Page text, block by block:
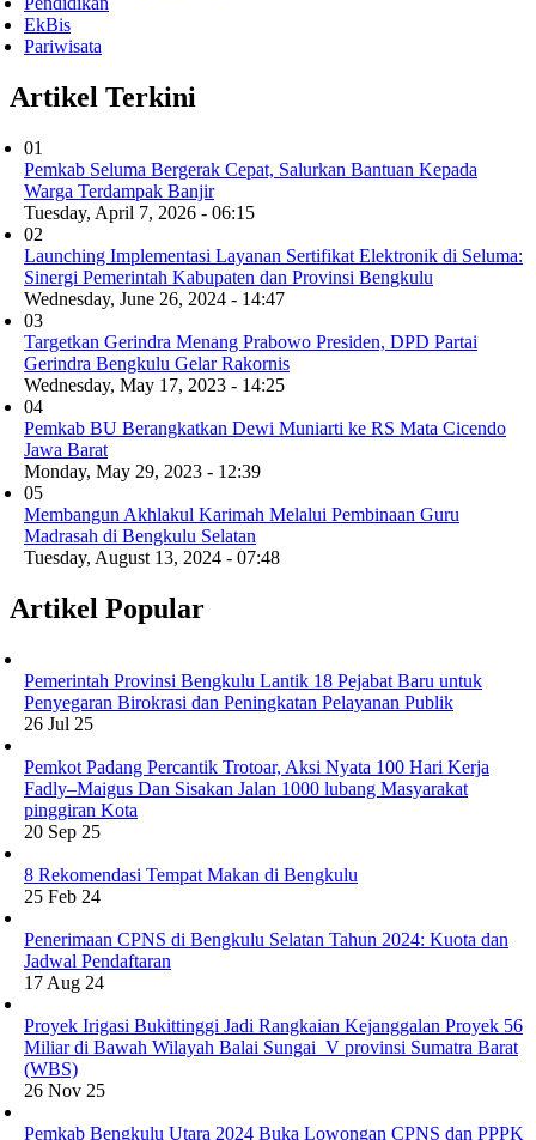
EkBis
Pariwisata
Artikel Terkini
01
Pemkab Seluma Bergerak Cepat, Salurkan Bantuan Kepada
Warga Terdampak Banjir
Tuesday, April 7, 2026 - 06:15
02
Launching Implementasi Layanan Sertifikat Elektronik di Seluma:
Sinergi Pemerintah Kabupaten dan Provinsi Bengkulu
Wednesday, June 26, 2024 - 14:47
03
Targetkan Gerindra Menang Prabowo Presiden, DPD Partai
Gerindra Bengkulu Gelar Rakornis
Wednesday, May 17, 2023 - 14:25
04
Pemkab BU Berangkatkan Dewi Muniarti ke RS Mata Cicendo
Jawa Barat
Monday, May 29, 2023 - 12:39
05
Membangun Akhlakul Karimah Melalui Pembinaan Guru
Madrasah di Bengkulu Selatan
Tuesday, August 13, 2024 - 07:48
Artikel Popular
Pemerintah Provinsi Bengkulu Lantik 18 Pejabat Baru untuk
Penyegaran Birokrasi dan Peningkatan Pelayanan Publik
26 Jul 25
Pemkot Padang Percantik Trotoar, Aksi Nyata 100 Hari Kerja
Fadly–Maigus Dan Sisakan Jalan 1000 lubang Masyarakat
pinggiran Kota
20 Sep 25
8 Rekomendasi Tempat Makan di Bengkulu
25 Feb 24
Penerimaan CPNS di Bengkulu Selatan Tahun 2024: Kuota dan
Jadwal Pendaftaran
17 Aug 24
Proyek Irigasi Bukittinggi Jadi Rangkaian Kejanggalan Proyek 56
Miliar di Bawah Wilayah Balai Sungai V provinsi Sumatra Barat
(WBS)
26 Nov 25
Pemkab Bengkulu Utara 2024 Buka Lowongan CPNS dan PPPK